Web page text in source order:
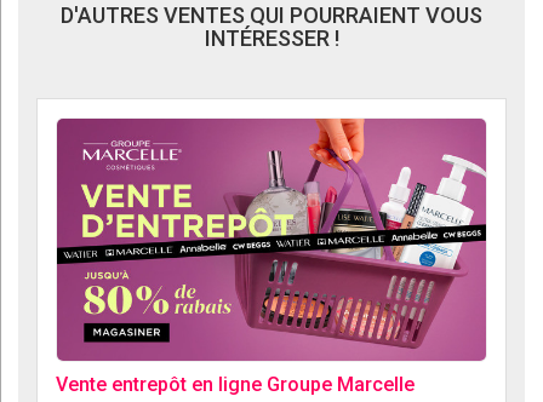
D'AUTRES VENTES QUI POURRAIENT VOUS
INTÉRESSER !
Vente entrepôt en ligne Groupe Marcelle